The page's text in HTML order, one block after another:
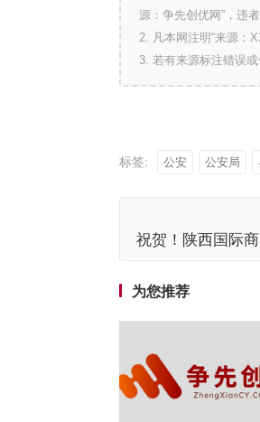
源：争先创优网”，违
2. 凡本网注明“来源：
3. 若有来源标注错误
标签: 公安 公安局
祝贺！陕西国际
为您推荐